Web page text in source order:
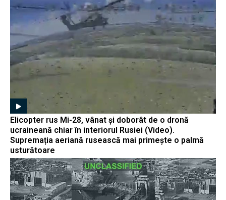
Elicopter rus Mi-28, vânat și doborât de o dronă
ucraineană chiar în interiorul Rusiei (Video).
Supremația aeriană rusească mai primește o palmă
usturătoare